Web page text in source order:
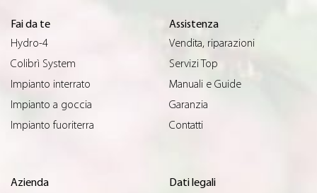
Fai da te
Hydro-4
Colibrì System
Impianto interrato
Impianto a goccia
Impianto fuoriterra
Assistenza
Vendita, riparazioni
Servizi Top
Manuali e Guide
Garanzia
Contatti
Azienda
Dati legali